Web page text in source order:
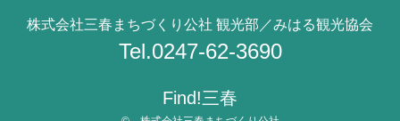
株式会社三春まちづくり公社 観光部／みはる観光協会
Tel.0247-62-3690
Find!三春